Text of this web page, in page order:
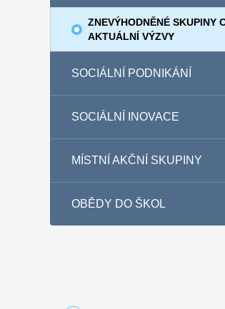
ZNEVÝHODNĚNÉ SKUPINY
AKTUÁLNÍ VÝZVY
SOCIÁLNÍ PODNIKÁNÍ
SOCIÁLNÍ INOVACE
MÍSTNÍ AKČNÍ SKUPINY
OBĚDY DO ŠKOL